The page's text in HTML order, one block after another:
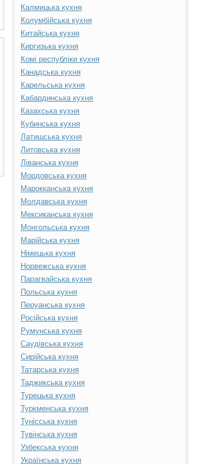
Калмицька кухня
Колумбійська кухня
Китайська кухня
Киргизька кухня
Комі республіки кухня
Канадська кухня
Карельська кухня
Кабардинська кухня
Казахська кухня
Кубинська кухня
Латишська кухня
Литовська кухня
Ліванська кухня
Мордовська кухня
Марокканська кухня
Молдавська кухня
Мексиканська кухня
Монгольська кухня
Марійська кухня
Німецька кухня
Норвежська кухня
Парагвайська кухня
Польська кухня
Перуанська кухня
Російська кухня
Румунська кухня
Саудівська кухня
Сирійська кухня
Татарська кухня
Таджикська кухня
Турецька кухня
Туркменська кухня
Тунісська кухня
Тувінська кухня
Узбекська кухня
Українська кухня